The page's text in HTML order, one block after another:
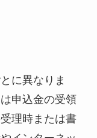
に異なりま
申込金の受領
理時または書